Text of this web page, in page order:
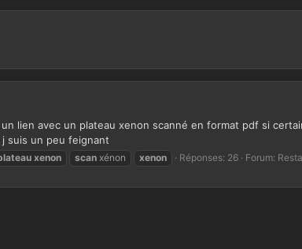
lien avec un plateau xenon scanné en format pdf si
suis un peu feignant
xenon scan xénon xenon Réponses: 26 Forum: